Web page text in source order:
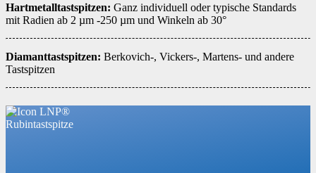
Hartmetalltastspitzen: Ganz individuell oder typische Standards
mit Radien ab 2 µm -250 µm und Winkeln ab 30°
Diamanttastspitzen: Berkovich-, Vickers-, Martens- und andere
Tastspitzen